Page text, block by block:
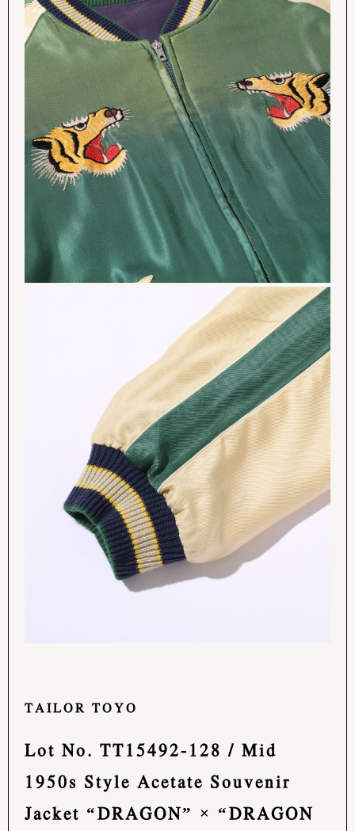
TAILOR TOYO
Lot No. TT15492-128 / Mid
1950s Style Acetate Souvenir
Jacket “DRAGON” × “DRAGON